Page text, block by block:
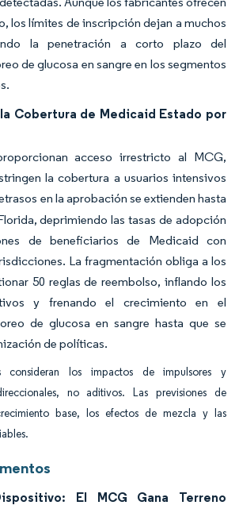
los límites de inscripción dejan a muchos
la penetración a corto plazo del
de glucosa en sangre en los segmentos
Cobertura de Medicaid Estado por
acceso irrestricto al MCG,
la cobertura a usuarios intensivos
en la aprobación se extienden hasta
deprimiendo las tasas de adopción
de beneficiarios de Medicaid con
La fragmentación obliga a los
50 reglas de reembolso, inflando los
y frenando el crecimiento en el
de glucosa en sangre hasta que se
de políticas.
consideran los impactos de impulsores y
no aditivos. Las previsiones de
base, los efectos de mezcla y las
El MCG Gana Terreno